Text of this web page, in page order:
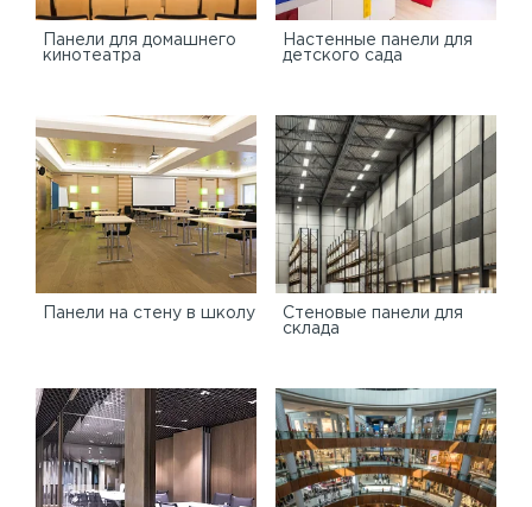
Панели для домашнего
кинотеатра
Настенные панели для
детского сада
Панели на стену в школу
Стеновые панели для
склада